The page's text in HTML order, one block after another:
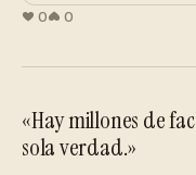
0 0
«Hay millones de
sola verdad.»